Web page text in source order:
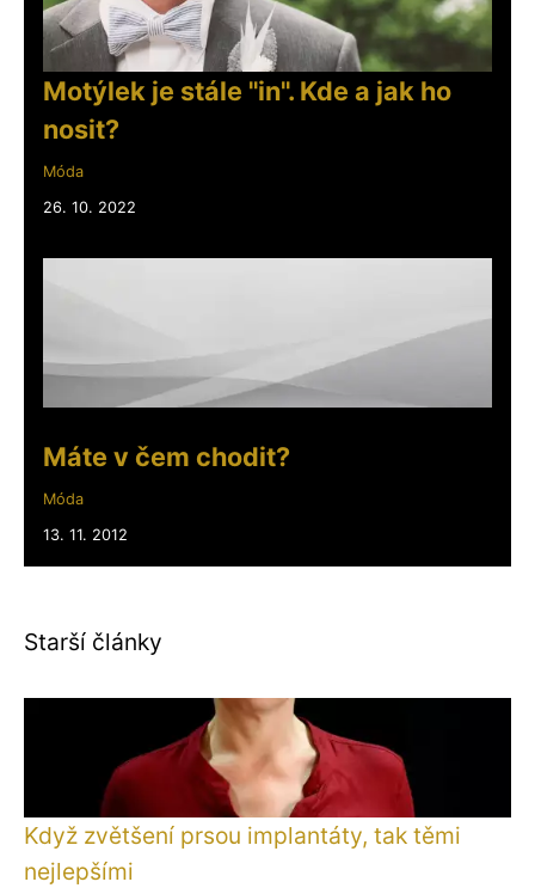
Motýlek je stále "in". Kde a jak ho
nosit?
Móda
26. 10. 2022
Máte v čem chodit?
Móda
13. 11. 2012
Starší články
Když zvětšení prsou implantáty, tak těmi
nejlepšími